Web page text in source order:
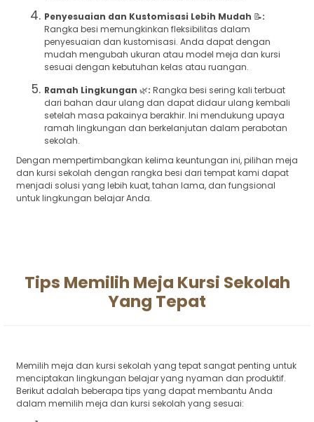
Penyesuaian dan Kustomisasi Lebih Mudah 📝:
Rangka besi memungkinkan fleksibilitas dalam
penyesuaian dan kustomisasi. Anda dapat dengan
mudah mengubah ukuran atau model meja dan kursi
sesuai dengan kebutuhan kelas atau ruangan.
Ramah Lingkungan 🌿: Rangka besi sering kali terbuat
dari bahan daur ulang dan dapat didaur ulang kembali
setelah masa pakainya berakhir. Ini mendukung upaya
ramah lingkungan dan berkelanjutan dalam perabotan
sekolah.
Dengan mempertimbangkan kelima keuntungan ini, pilihan meja
dan kursi sekolah dengan rangka besi dari tempat kami dapat
menjadi solusi yang lebih kuat, tahan lama, dan fungsional
untuk lingkungan belajar Anda.
Tips Memilih Meja Kursi Sekolah
Yang Tepat
Memilih meja dan kursi sekolah yang tepat sangat penting untuk
menciptakan lingkungan belajar yang nyaman dan produktif.
Berikut adalah beberapa tips yang dapat membantu Anda
dalam memilih meja dan kursi sekolah yang sesuai: